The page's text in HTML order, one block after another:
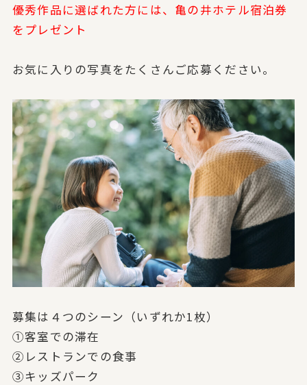
優秀作品に選ばれた方には、亀の井ホテル宿泊券
をプレゼント
お気に入りの写真をたくさんご応募ください。
募集は４つのシーン（いずれか1枚）
①客室での滞在
②レストランでの食事
③キッズパーク